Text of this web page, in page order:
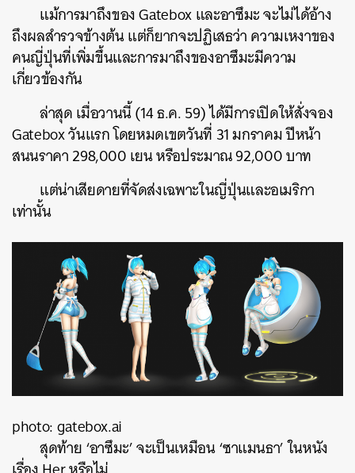
แม้การมาถึงของ Gatebox และอาซึมะ จะไม่ได้อ้าง
ถึงผลสำรวจข้างต้น แต่ก็ยากจะปฏิเสธว่า ความเหงาของ
คนญี่ปุ่นที่เพิ่มขึ้นและการมาถึงของอาซึมะมีความ
เกี่ยวข้องกัน
ล่าสุด เมื่อวานนี้ (14 ธ.ค. 59) ได้มีการเปิดให้สั่งจอง
Gatebox วันแรก โดยหมดเขตวันที่ 31 มกราคม ปีหน้า
สนนราคา 298,000 เยน หรือประมาณ 92,000 บาท
แต่น่าเสียดายที่จัดส่งเฉพาะในญี่ปุ่นและอเมริกา
เท่านั้น
photo: gatebox.ai
สุดท้าย ‘อาซึมะ’ จะเป็นเหมือน ‘ซาแมนธา’ ในหนัง